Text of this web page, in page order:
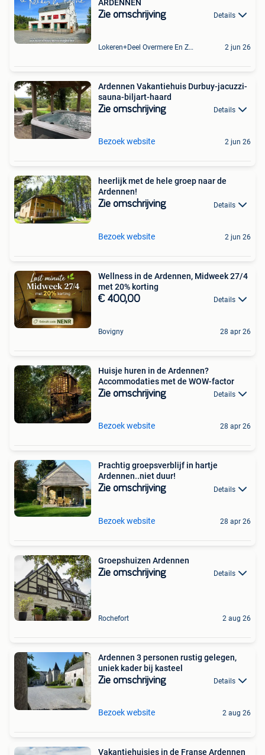
ARDENNEN
Zie omschrijving Details
Lokeren+Deel Overmere En Zele 2 jun 26
Ardennen Vakantiehuis Durbuy-jacuzzi-
sauna-biljart-haard
Zie omschrijving Details
Bezoek website 2 jun 26
heerlijk met de hele groep naar de
Ardennen!
Zie omschrijving Details
Bezoek website 2 jun 26
Wellness in de Ardennen, Midweek 27/4
met 20% korting
€ 400,00 Details
Bovigny 28 apr 26
Huisje huren in de Ardennen?
Accommodaties met de WOW-factor
Zie omschrijving Details
Bezoek website 28 apr 26
Prachtig groepsverblijf in hartje
Ardennen..niet duur!
Zie omschrijving Details
Bezoek website 28 apr 26
Groepshuizen Ardennen
Zie omschrijving Details
Rochefort 2 aug 26
Ardennen 3 personen rustig gelegen,
uniek kader bij kasteel
Zie omschrijving Details
Bezoek website 2 aug 26
Vakantiehuisjes in de Franse Ardennen